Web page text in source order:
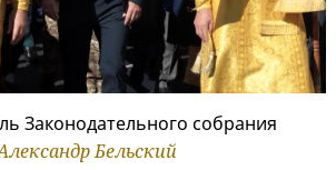
Законодательного собрания
Бельский